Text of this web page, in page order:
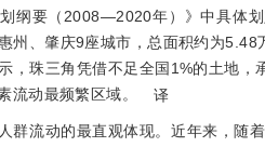
纲要（2008—2020年）》中具体
州、肇庆9座城市，总面积约为
，珠三角凭借不足全国1%的土地
流动最频繁区域。
译
群流动的最直观体现。近年来，随